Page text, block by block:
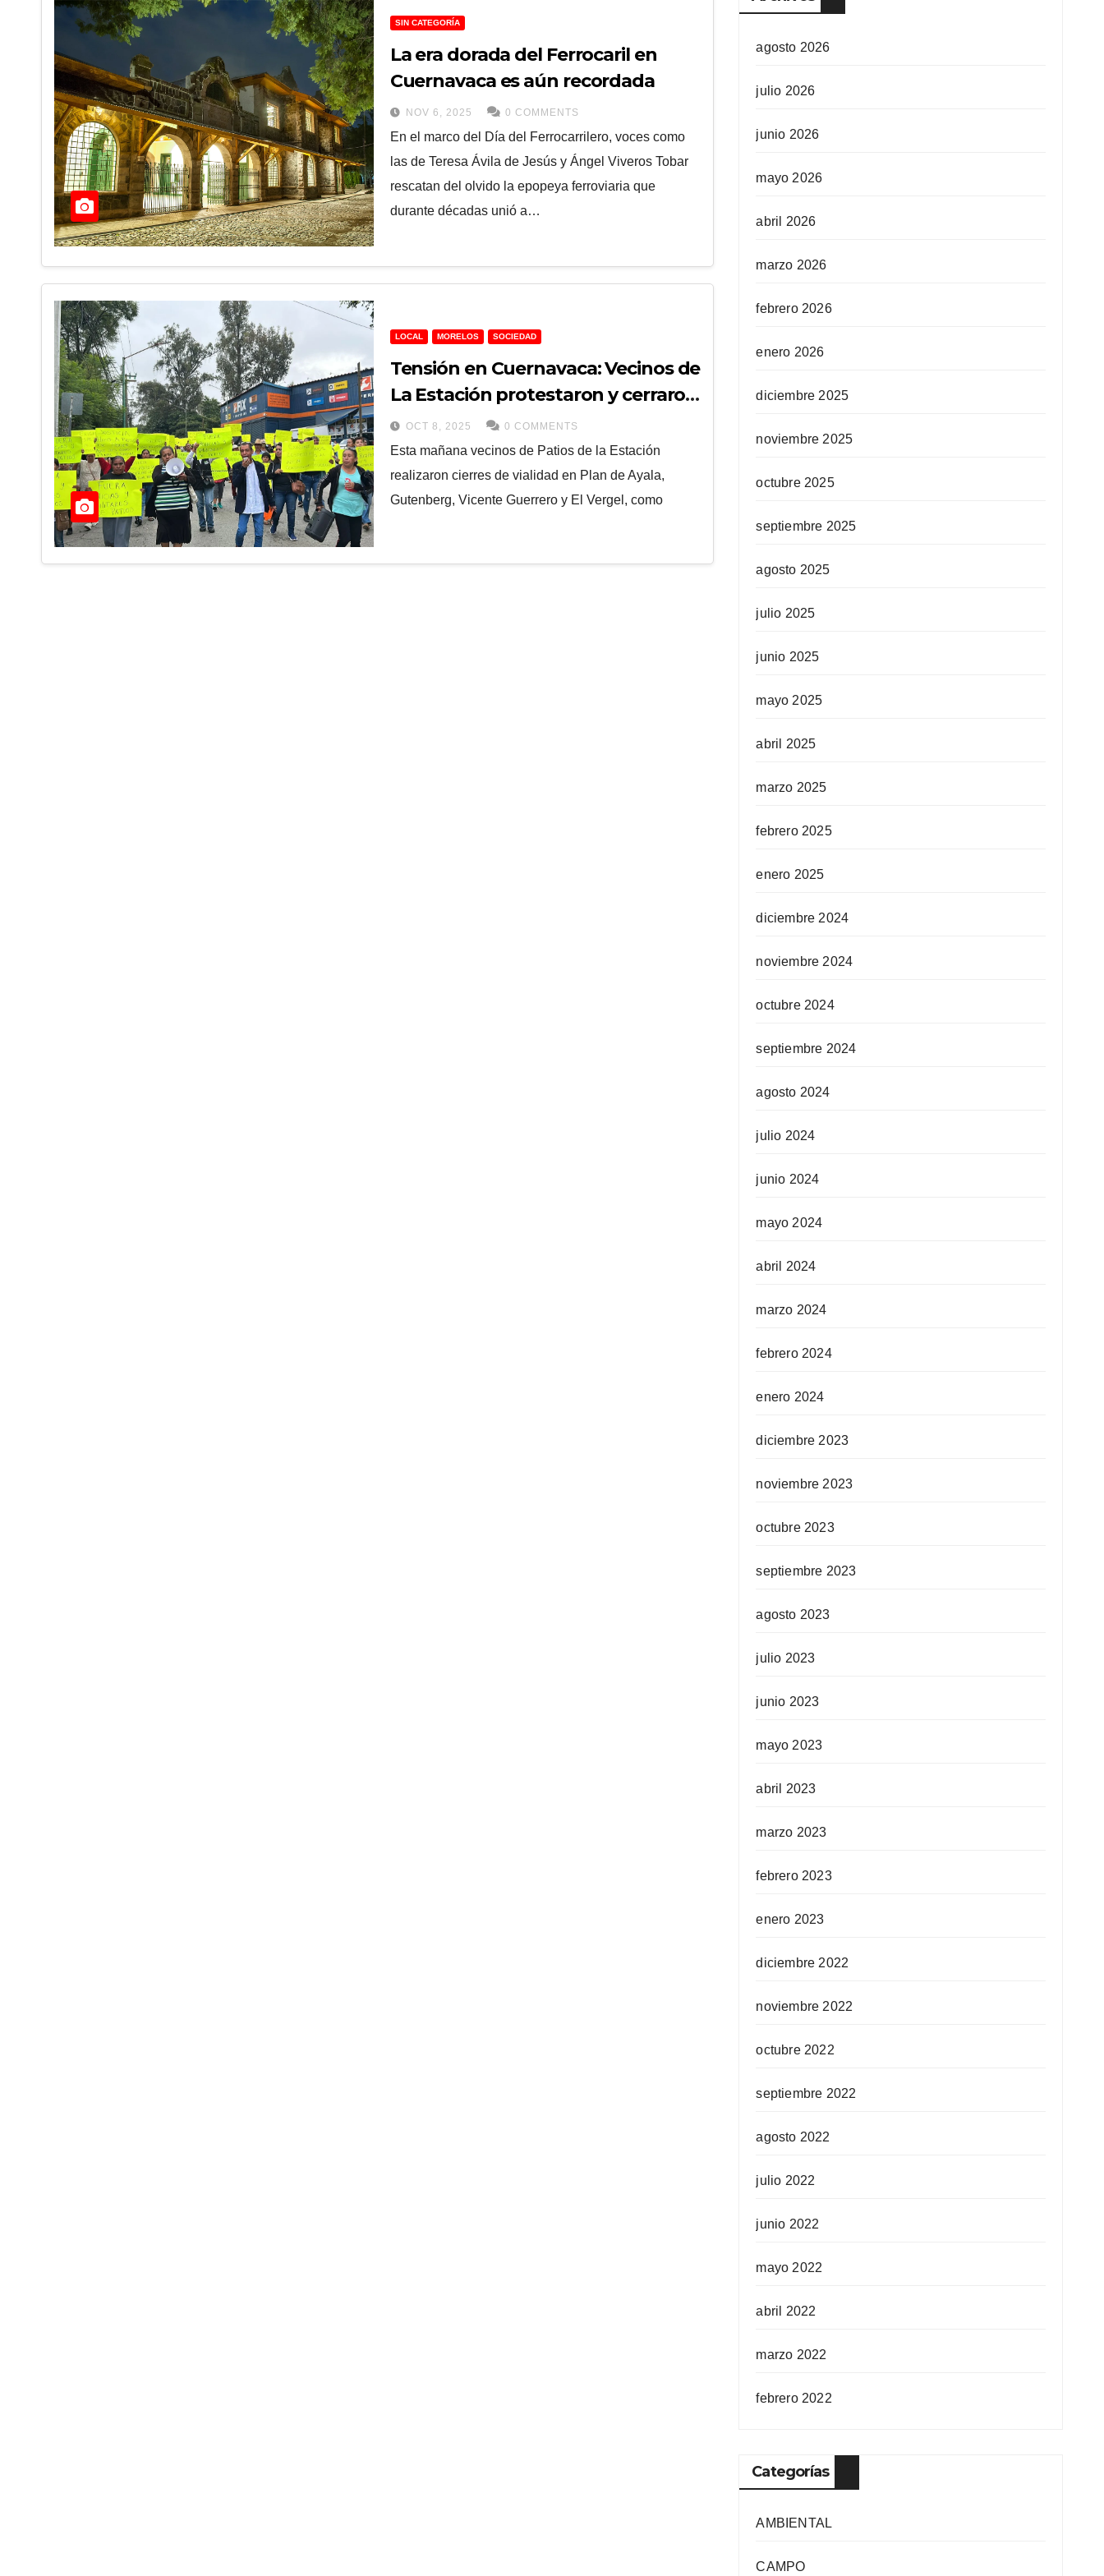
SIN CATEGORÍA
La era dorada del Ferrocaril en
Cuernavaca es aún recordada
NOV 6, 2025 0 COMMENTS
En el marco del Día del Ferrocarrilero, voces como
las de Teresa Ávila de Jesús y Ángel Viveros Tobar
rescatan del olvido la epopeya ferroviaria que
durante décadas unió a…
LOCAL MORELOS SOCIEDAD
Tensión en Cuernavaca: Vecinos de
La Estación protestaron y cerraron
vialidades por asesinato de un
joven
OCT 8, 2025 0 COMMENTS
Esta mañana vecinos de Patios de la Estación
realizaron cierres de vialidad en Plan de Ayala,
Gutenberg, Vicente Guerrero y El Vergel, como
agosto 2026
julio 2026
junio 2026
mayo 2026
abril 2026
marzo 2026
febrero 2026
enero 2026
diciembre 2025
noviembre 2025
octubre 2025
septiembre 2025
agosto 2025
julio 2025
junio 2025
mayo 2025
abril 2025
marzo 2025
febrero 2025
enero 2025
diciembre 2024
noviembre 2024
octubre 2024
septiembre 2024
agosto 2024
julio 2024
junio 2024
mayo 2024
abril 2024
marzo 2024
febrero 2024
enero 2024
diciembre 2023
noviembre 2023
octubre 2023
septiembre 2023
agosto 2023
julio 2023
junio 2023
mayo 2023
abril 2023
marzo 2023
febrero 2023
enero 2023
diciembre 2022
noviembre 2022
octubre 2022
septiembre 2022
agosto 2022
julio 2022
junio 2022
mayo 2022
abril 2022
marzo 2022
febrero 2022
Categorías
AMBIENTAL
CAMPO